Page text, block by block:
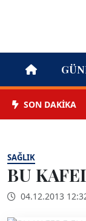
SON DAKİKA
SAĞLIK
BU
04.12.2013